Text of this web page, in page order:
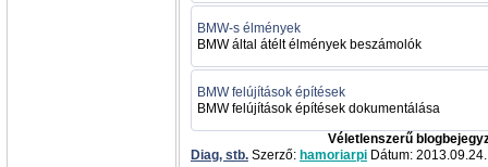
BMW-s élmények
BMW által átélt élmények beszámolók
BMW felújítások építések
BMW felújítások építések dokumentálása
Véletlenszerű
Diag, stb. Szerző: hamoriarpi Dátum: